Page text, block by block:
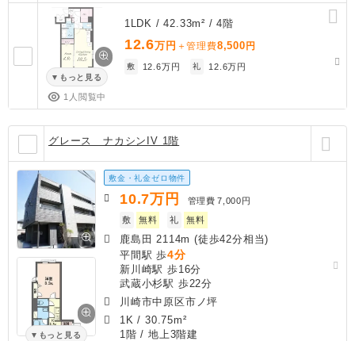
もっと見る
1人閲覧中
1LDK / 42.33m² / 4階
12.6万円 ＋管理費8,500 円
敷 12.6万円 礼 12.6万円
グレース ナカシンIV 1階
もっと見る
敷金・礼金ゼロ物件
10.7万円 管理費 7,000円
敷
無料 礼 無料
鹿島田 2114m (徒歩42分相当)
平間駅 歩4分
新川崎駅 歩16分
武蔵小杉駅 歩22分
川崎市中原区市ノ坪
1K /30.75m²
1階 / 地上3階建